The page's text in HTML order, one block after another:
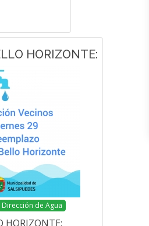
HORIZONTE:
Dirección de Agua
HORIZONTE: